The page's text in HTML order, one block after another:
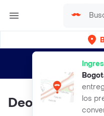
los
envíos gratis
Deo Pies